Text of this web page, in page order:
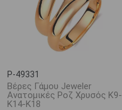
P-49331
Βέρες Γάμου Jeweler
Ανατομικές Ροζ Χρυσός Κ9-
Κ14-Κ18